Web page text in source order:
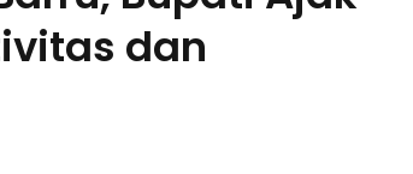
dan